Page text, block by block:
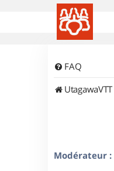
FAQ
Modérateur :